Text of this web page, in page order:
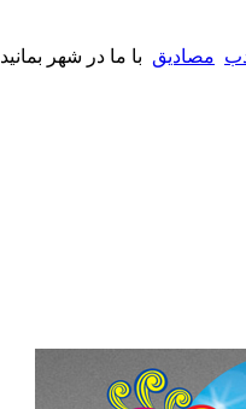
مصادیق با ما در شهر بمانید